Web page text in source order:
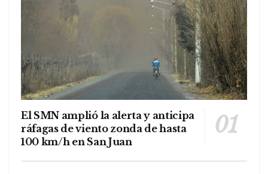
El SMN amplió la alerta y anticipa
ráfagas de viento zonda de hasta
100 km/h en San Juan